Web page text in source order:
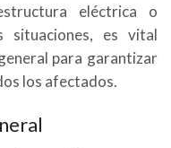
eléctrica o
situaciones, es vital
para garantizar
los afectados.